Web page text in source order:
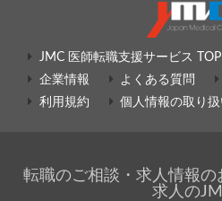
JMC 医師転職支援サービス TOP
企業情報
よくある質問
利用規約
個人情報の取り扱
転職のご相談・求人情報
求人の